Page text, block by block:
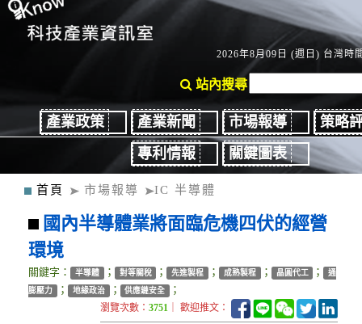
2026年8月09日 (週日) 台灣時
站內搜尋
產業政策 產業新聞 市場報導
策略
專利情報
關鍵圖表
首頁 市場報導 IC 半導體
國內半導體業將面臨危機四伏的經營
環境
關鍵字： 半導體 ； 對等關稅 ； 先進製程 ； 成熟製程 ； 晶圓代工 ； 通
膨壓力 ； 地緣政治 ； 供應鏈安全 ；
瀏覽次數：3751 ｜ 歡迎推文：